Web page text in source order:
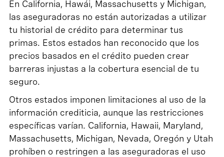
En California, Hawái, Massachusetts y Michigan,
las aseguradoras no están autorizadas a utilizar
tu historial de crédito para determinar tus
primas. Estos estados han reconocido que los
precios basados en el crédito pueden crear
barreras injustas a la cobertura esencial de tu
seguro.
Otros estados imponen limitaciones al uso de la
información crediticia, aunque las restricciones
específicas varían. California, Hawaii, Maryland,
Massachusetts, Michigan, Nevada, Oregón y Utah
prohíben o restringen a las aseguradoras el uso